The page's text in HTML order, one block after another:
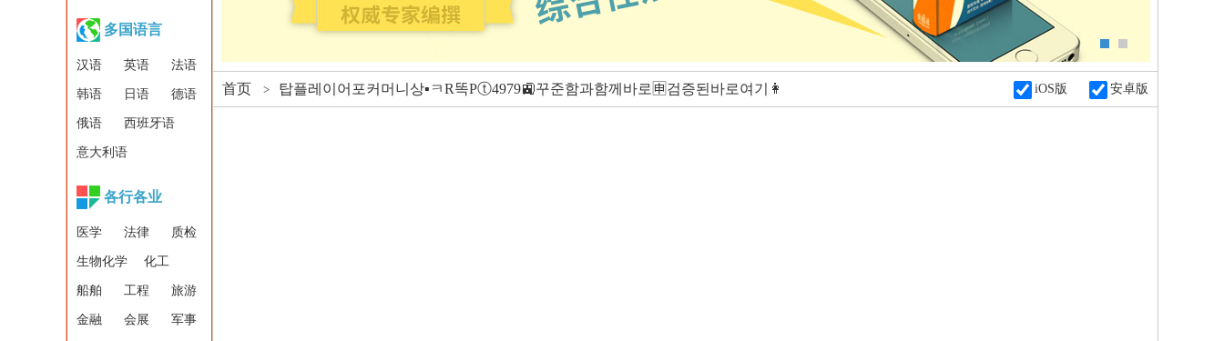
多国语言
汉语 英语 法语
韩语 日语 德语
俄语 西班牙语
意大利语
各行各业
医学 法律 质检
生物化学 化工
船舶 工程 旅游
金融 会展 军事
首页 > 탑플레이어포커머니상▪ㅋR똑Pⓣ4979🚉꾸준함과함께바로🈸검증된바로여기👩 iOS版 安卓版